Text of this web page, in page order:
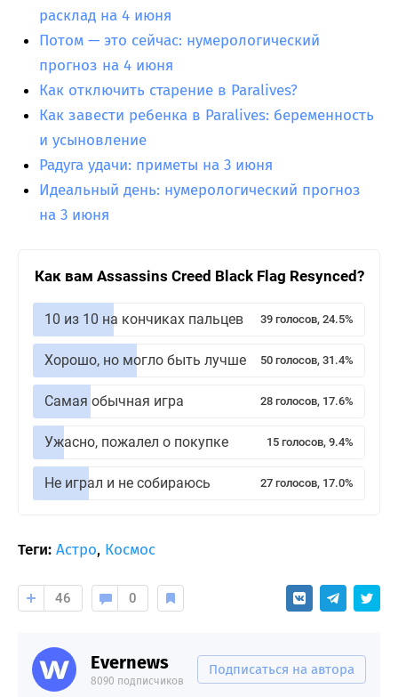
расклад на 4 июня
Потом — это сейчас: нумерологический
прогноз на 4 июня
Как отключить старение в Paralives?
Как завести ребенка в Paralives: беременность
и усыновление
Радуга удачи: приметы на 3 июня
Идеальный день: нумерологический прогноз
на 3 июня
Как вам Assassins Creed Black Flag Resynced?
10 из 10 на кончиках пальцев 39 голосов, 24.5%
Хорошо, но могло быть лучше 50 голосов, 31.4%
Самая обычная игра 28 голосов, 17.6%
Ужасно, пожалел о покупке 15 голосов, 9.4%
Не играл и не собираюсь 27 голосов, 17.0%
Теги: Астро, Космос
46 0
Evernews
8090 подписчиков
Подписаться на автора